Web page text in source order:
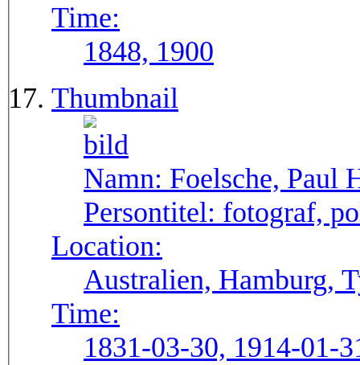
Time:
1848, 1900
Thumbnail
Namn: Foelsche, Paul
Persontitel: fotograf,
Location:
Australien, Hamburg,
Time:
1831-03-30, 1914-01-